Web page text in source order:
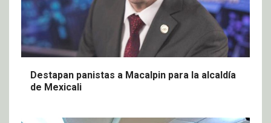
Destapan panistas a Macalpin para la alcaldía
de Mexicali